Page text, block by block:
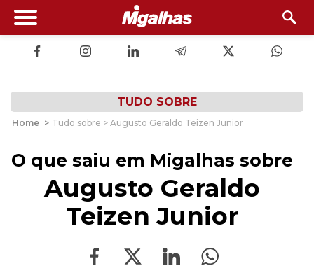
TUDO SOBRE
Home > Tudo sobre > Augusto Geraldo Teizen Junior
O que saiu em Migalhas sobre
Augusto Geraldo
Teizen Junior